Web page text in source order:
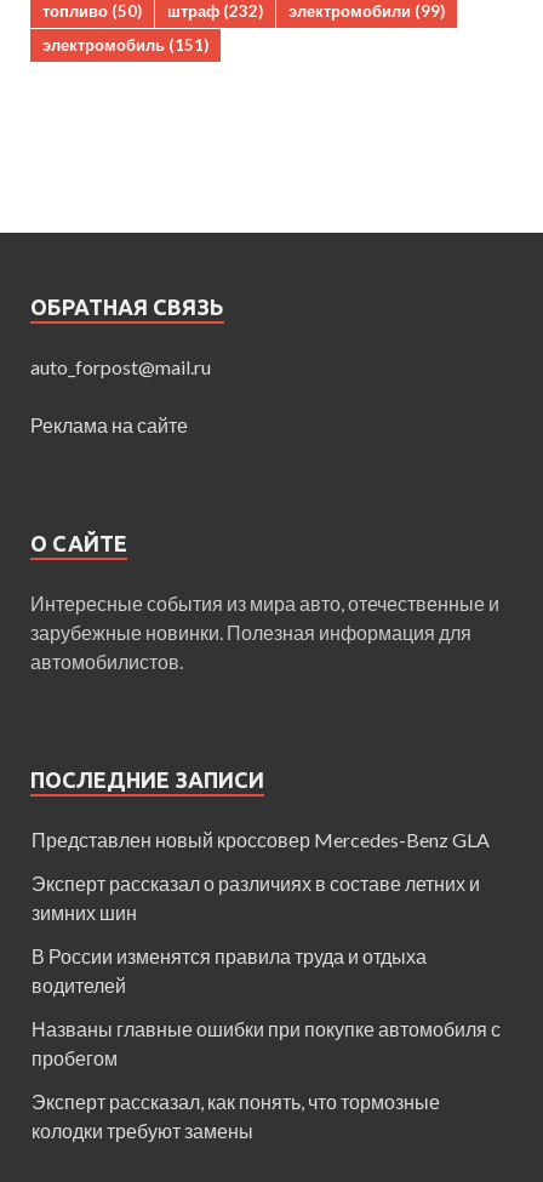
топливо (50) штраф (232) электромобили (99)
электромобиль (151)
ОБРАТНАЯ СВЯЗЬ
auto_forpost@mail.ru
Реклама на сайте
О САЙТЕ
Интересные события из мира авто, отечественные и
зарубежные новинки. Полезная информация для
автомобилистов.
ПОСЛЕДНИЕ ЗАПИСИ
Представлен новый кроссовер Mercedes-Benz GLA
Эксперт рассказал о различиях в составе летних и
зимних шин
В России изменятся правила труда и отдыха
водителей
Названы главные ошибки при покупке автомобиля с
пробегом
Эксперт рассказал, как понять, что тормозные
колодки требуют замены